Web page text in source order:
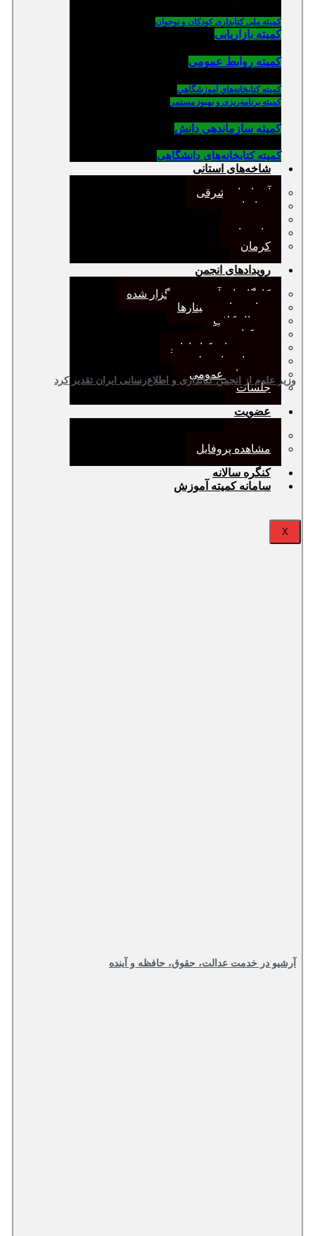
کمیته ملی کتابداری کودکان و نوجوان
کمیته بازاریابی
کمیته روابط عمومی
كميته كتابخانه‌هاي آموزشگاهي
کمیته برنامه‌ریزی و بهبود مستمر
کمیته سازماندهی دانش
کمیته کتابخانه‌های دانشگاهی
شاخه‌های استانی
آذربایجان شرقی
خراسان
مازندران
کرمان
رویدادهای انجمن
کارگاههای آموزشی برگزار شده
همایش‌ها و سمینارها
ژورنال کلاب
نقد کتاب
دورهمی‌های کتابدارانه
سخنرانی‌های علمی
مجمع‌های عمومی
جلسات
عضویت
مشاهده پروفایل
کنگره سالانه
سامانه کمیته آموزش
X
وزیر علوم از انجمن کتابداری و اطلاع‌رسانی ایران تقدیر کرد
آرشیو در خدمت عدالت، حقوق، حافظه و آینده‌